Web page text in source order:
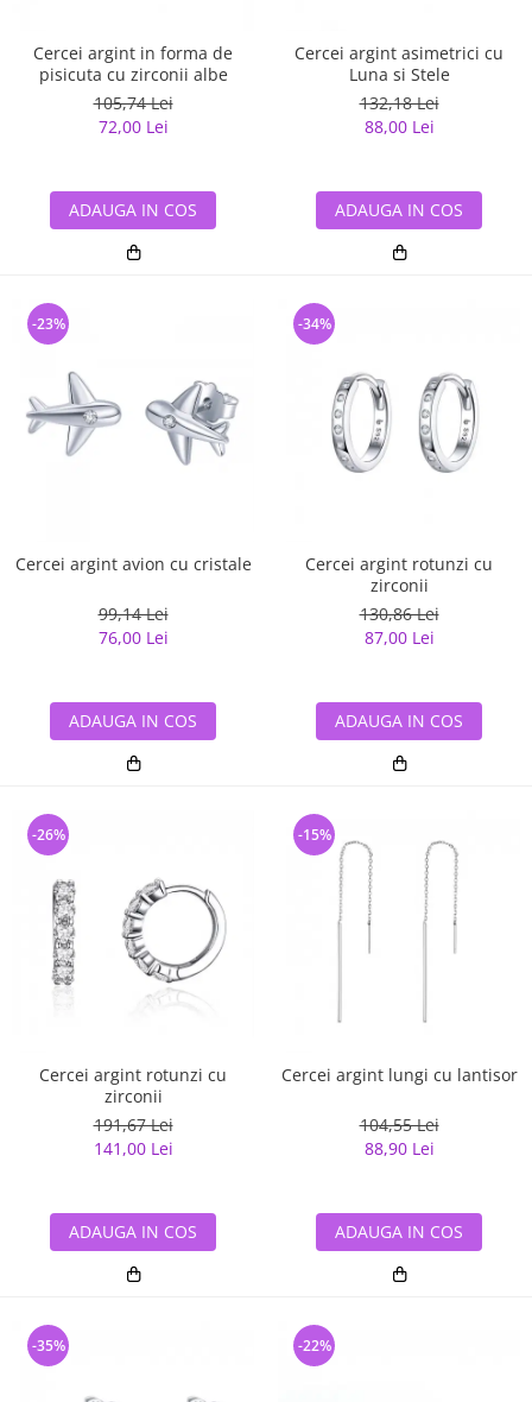
Cercei argint in forma de
pisicuta cu zirconii albe
105,74 Lei
72,00 Lei
ADAUGA IN COS
Cercei argint asimetrici cu
Luna si Stele
132,18 Lei
88,00 Lei
ADAUGA IN COS
Cercei argint avion cu cristale
99,14 Lei
76,00 Lei
-23%
ADAUGA IN COS
Cercei argint rotunzi cu
zirconii
130,86 Lei
87,00 Lei
-34%
ADAUGA IN COS
Cercei argint rotunzi cu
zirconii
191,67 Lei
141,00 Lei
-26%
ADAUGA IN COS
Cercei argint lungi cu lantisor
104,55 Lei
88,90 Lei
-15%
ADAUGA IN COS
-35% -22%